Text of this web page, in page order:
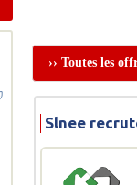
›› Toutes les
Slnee